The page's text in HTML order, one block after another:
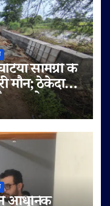
सामग्री के
मौन; ठेकेदार
करने का